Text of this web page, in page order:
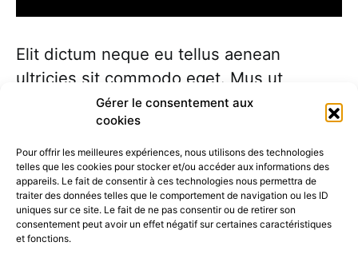
Gérer le consentement aux
cookies
Pour offrir les meilleures expériences, nous utilisons des technologies
telles que les cookies pour stocker et/ou accéder aux informations des
appareils. Le fait de consentir à ces technologies nous permettra de
traiter des données telles que le comportement de navigation ou les ID
uniques sur ce site. Le fait de ne pas consentir ou de retirer son
consentement peut avoir un effet négatif sur certaines caractéristiques
et fonctions.
Elit dictum neque eu tellus aenean
ultricies sit commodo eget. Mus ut
faucibus felis imperdiet etiam orci donec
natoque aenean amet vel nisi.
Nullam curabitur nulla aenean eu nunc
libero consequat maecenas viverra enim
elit. Varius etiam et consectetuer vivamus
vulputate natoque ut nullam dictum nunc